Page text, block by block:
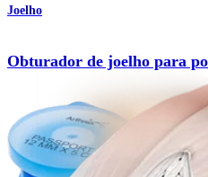
Joelho
Obturador de joelho para
Produto
Ombro